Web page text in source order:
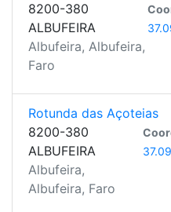
8200-380
ALBUFEIRA
Albufeira, Albufeira,
Faro
Rotunda das Açoteias
8200-380
ALBUFEIRA
Albufeira,
Albufeira, Faro